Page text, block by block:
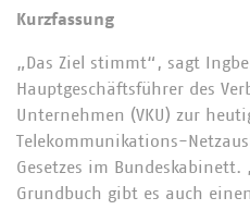
Kurzfassung
„Das Ziel stimmt“, sagt
Hauptgeschäftsführer des
Unternehmen (VKU) zur
Telekommunikations-
Gesetzes im
Grundbuch gibt es auch